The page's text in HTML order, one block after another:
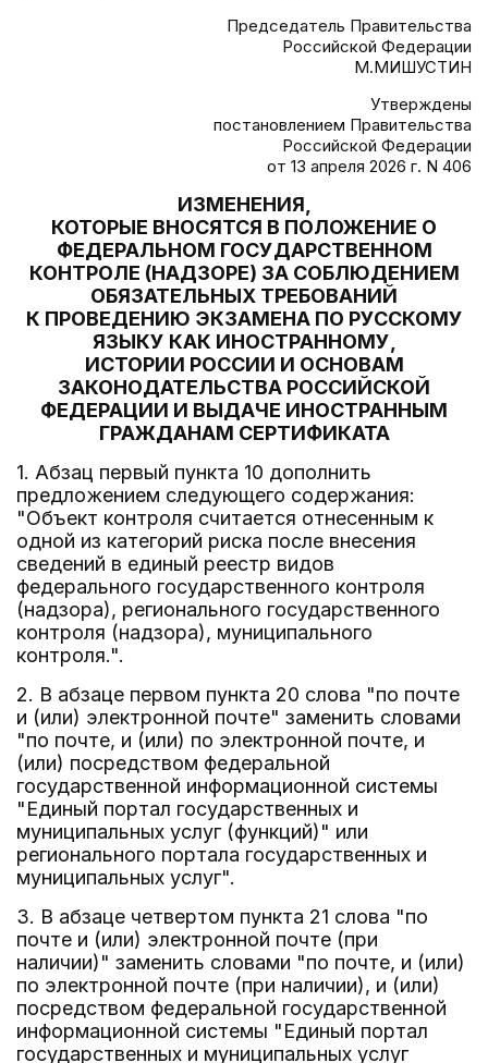
Председатель Правительства
Российской Федерации
М.МИШУСТИН
Утверждены
постановлением Правительства
Российской Федерации
от 13 апреля 2026 г. N 406
ИЗМЕНЕНИЯ,
КОТОРЫЕ ВНОСЯТСЯ В ПОЛОЖЕНИЕ О
ФЕДЕРАЛЬНОМ ГОСУДАРСТВЕННОМ
КОНТРОЛЕ (НАДЗОРЕ) ЗА СОБЛЮДЕНИЕМ
ОБЯЗАТЕЛЬНЫХ ТРЕБОВАНИЙ
К ПРОВЕДЕНИЮ ЭКЗАМЕНА ПО РУССКОМУ
ЯЗЫКУ КАК ИНОСТРАННОМУ,
ИСТОРИИ РОССИИ И ОСНОВАМ
ЗАКОНОДАТЕЛЬСТВА РОССИЙСКОЙ
ФЕДЕРАЦИИ И ВЫДАЧЕ ИНОСТРАННЫМ
ГРАЖДАНАМ СЕРТИФИКАТА
1. Абзац первый пункта 10 дополнить
предложением следующего содержания:
"Объект контроля считается отнесенным к
одной из категорий риска после внесения
сведений в единый реестр видов
федерального государственного контроля
(надзора), регионального государственного
контроля (надзора), муниципального
контроля.".
2. В абзаце первом пункта 20 слова "по почте
и (или) электронной почте" заменить словами
"по почте, и (или) по электронной почте, и
(или) посредством федеральной
государственной информационной системы
"Единый портал государственных и
муниципальных услуг (функций)" или
регионального портала государственных и
муниципальных услуг".
3. В абзаце четвертом пункта 21 слова "по
почте и (или) электронной почте (при
наличии)" заменить словами "по почте, и (или)
по электронной почте (при наличии), и (или)
посредством федеральной государственной
информационной системы "Единый портал
государственных и муниципальных услуг